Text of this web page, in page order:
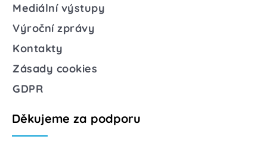
Mediální výstupy
Výroční zprávy
Kontakty
Zásady cookies
GDPR
Děkujeme za podporu